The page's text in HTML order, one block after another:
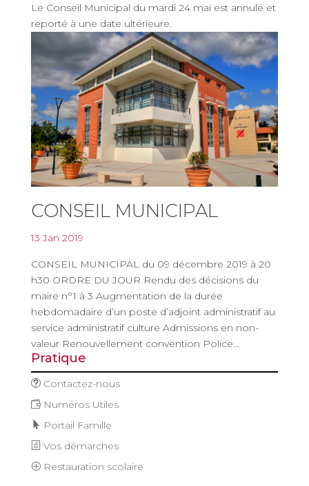
Le Conseil Municipal du mardi 24 mai est annulé et
reporté à une date ultérieure.
CONSEIL MUNICIPAL
13 Jan 2019
CONSEIL MUNICIPAL du 09 décembre 2019 à 20
h30 ORDRE DU JOUR Rendu des décisions du
maire n°1 à 3 Augmentation de la durée
hebdomadaire d’un poste d’adjoint administratif au
service administratif culture Admissions en non-
valeur Renouvellement convention Police...
Pratique
Contactez-nous
Numéros Utiles
Portail Famille
Vos démarches
Restauration scolaire